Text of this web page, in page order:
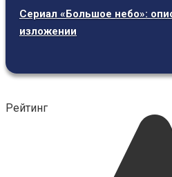
Сериал «Большое небо»:
изложении
Рейтинг